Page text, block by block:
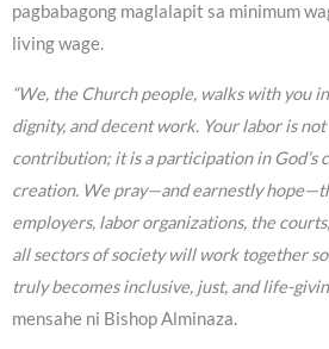
pagbabagong maglalapit sa minimum
living wage.
“We, the Church people, walks with you
dignity, and decent work. Your labor is
contribution; it is a participation in God’s
creation. We pray—and earnestly
employers, labor organizations, the
all sectors of society will work together
truly becomes inclusive, just, and life-
mensahe ni Bishop Alminaza.